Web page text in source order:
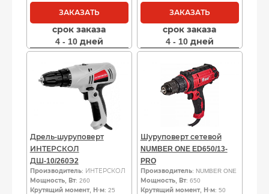
ЗАКАЗАТЬ
срок заказа
4 - 10 дней
ЗАКАЗАТЬ
срок заказа
4 - 10 дней
Дрель-шуруповерт
ИНТЕРСКОЛ
ДШ-10/260Э2
Производитель: ИНТЕРСКОЛ
Мощность, Вт: 260
Крутящий момент, Н·м: 25
Шуруповерт сетевой
NUMBER ONE ED650/13-
PRO
Производитель: NUMBER ONE
Мощность, Вт: 650
Крутящий момент, Н·м: 50